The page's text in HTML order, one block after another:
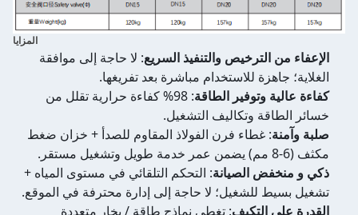
المزايا
الإعفاء من الترخيص والتنفيذ السريع: لا حاجة إلى موافقة
الغلاية؛ جاهزة للاستخدام مباشرة بعد تفريغها.
كفاءة عالية وتوفير الطاقة
: 98% كفاءة حرارية تقلل من
خسائر الطاقة وتكاليف التشغيل.
صلبة وآمنة: غطاء فرن الفولاذ المقاوم للصدأ + خزان ضغط
مكثف (6-8 مم) يضمن عمر خدمة طويل وتشغيل مستقر.
ذكي و منخفض الصيانة: التحكم التلقائي في مستوى المياه +
تشغيل بسيط للشغيل؛ لا حاجة إلى إدارة محترفة في الموقع.
القدرة على التكيف: تغطي نماذج طاقة / بخار متعددة